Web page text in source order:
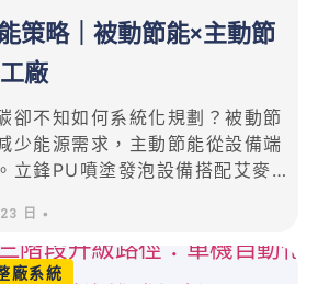
策略｜被動節能×主動節
廠
卻不知如何系統化規劃？被動節
少能源需求，主動節能從設備端
立鋒PU噴塗發泡設備搭配艾麥
日 •
廠系統